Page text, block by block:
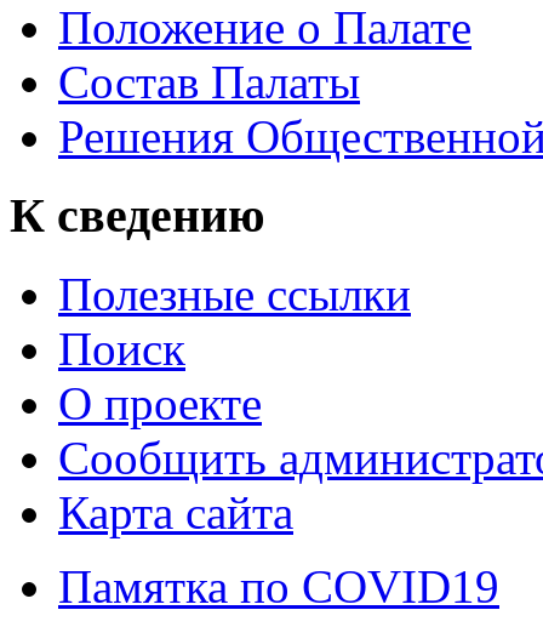
Положение о Палате
Состав Палаты
Решения
К сведению
Полезные ссылки
Поиск
О проекте
Сообщить
Карта сайта
Памятка по COVID19